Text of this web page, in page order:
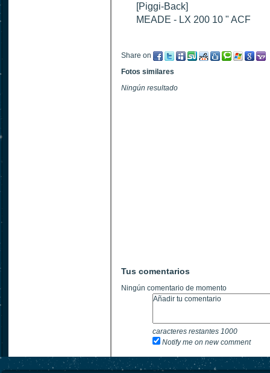
[Piggi-Back]
MEADE - LX 200 10 " ACF
Share on
Fotos similares
Ningún resultado
Tus comentarios
Ningún comentario de momento
caracteres restantes 1000
Notify me on new comment